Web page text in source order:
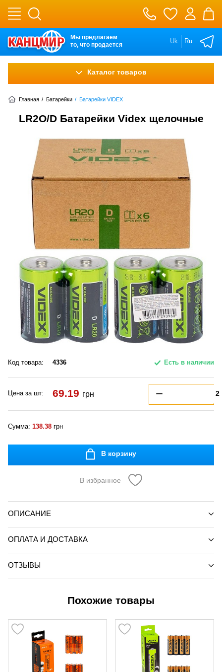
Мы предлагаем
то, что продается
Uk Ru
Каталог товаров
Главная / Батарейки / Батарейки VIDEX
LR2O/D Батарейки Videx щелочные
Код товара: 4336 Есть в наличии
Цена за шт: 69.19 грн
Сумма: 138.38 грн
В корзину
В избранное
ОПИСАНИЕ
ОПЛАТА И ДОСТАВКА
ОТЗЫВЫ
Похожие товары